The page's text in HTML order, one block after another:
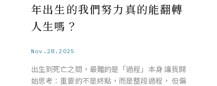
年出生的我們努力真的能翻轉
人生嗎？
Nov.28.2025
出生到死亡之間，最難的是「過程」本身 讓我開
始思考：重要的不是終點，而是整段過程， 但偏